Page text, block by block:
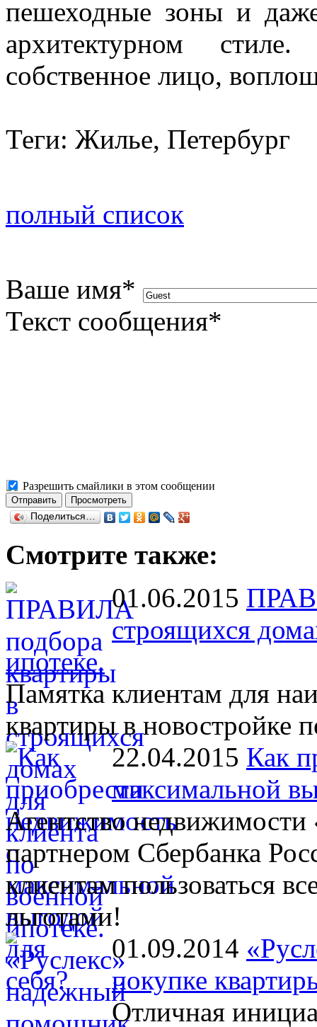
пешеходные зоны и
архитектурном
собственное лицо,
Теги: Жилье, Петербург
полный список
Ваше имя*
Текст сообщения*
Разрешить смайлики в этом сообщении
Поделиться…
Смотрите также:
01.06.2015
строящихся
ипотеке.
Памятка клиентам для
квартиры в новостройке
22.04.2015 Как
максимальной
Агентство
партнером Сбербанка
клиентам пользоваться
льготами!
01.09.2014
покупке
Отличная